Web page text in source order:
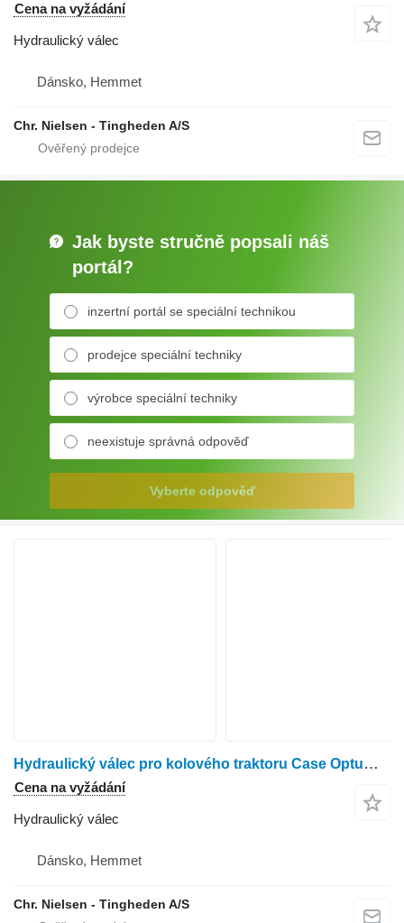
Cena na vyžádání
Hydraulický válec
Dánsko, Hemmet
Chr. Nielsen - Tingheden A/S
Jak byste stručně popsali náš
portál?
inzertní portál se speciální technikou
prodejce speciální techniky
výrobce speciální techniky
neexistuje správná odpověď
Vyberte odpověď
Hydraulický válec pro kolového traktoru Case Optum 300
Cena na vyžádání
Hydraulický válec
Dánsko, Hemmet
Chr. Nielsen - Tingheden A/S